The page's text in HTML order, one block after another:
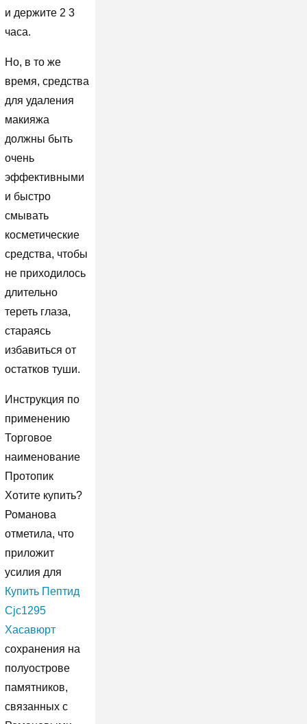
и держите 2 3
часа.
Но, в то же
время, средства
для удаления
макияжа
должны быть
очень
эффективными
и быстро
смывать
косметические
средства, чтобы
не приходилось
длительно
тереть глаза,
стараясь
избавиться от
остатков туши.
Инструкция по
применению
Торговое
наименование
Протопик
Хотите купить?
Романова
отметила, что
приложит
усилия для
Купить Пептид
Cjc1295
Хасавюрт
сохранения на
полуострове
памятников,
связанных с